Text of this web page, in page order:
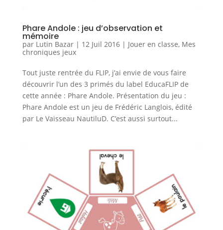
Phare Andole : jeu d’observation et
mémoire
par Lutin Bazar| 12 Juil 2016| Jouer en classe, Mes
chroniques jeux
Tout juste rentrée du FLIP, j’ai envie de vous faire
découvrir l’un des 3 primés du label EducaFLIP de
cette année : Phare Andole. Présentation du jeu :
Phare Andole est un jeu de Frédéric Langlois, édité
par Le Vaisseau NautiluD. C’est aussi surtout...